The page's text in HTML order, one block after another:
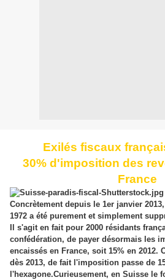
Exilés fiscaux
30% d'imposition des
France
Concrètement depuis le 1er janvier
1972 a été purement et simplement
Il s'agit en fait pour 2000 résidants
confédération, de payer désormais les
encaissés en France, soit 15% en 2012.
dès 2013, de fait l'imposition passe de
l'hexagone.Curieusement, en Suisse le